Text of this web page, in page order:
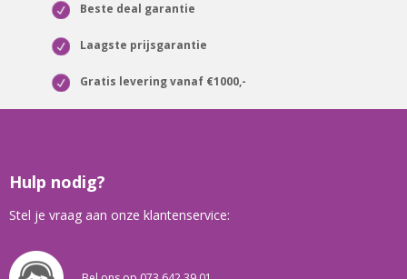
Beste deal garantie
Laagste prijsgarantie
Gratis levering vanaf €1000,-
Hulp nodig?
Stel je vraag aan onze klantenservice: